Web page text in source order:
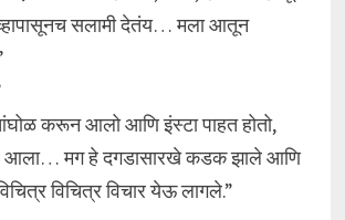
सलामी देतंय… मला आतून
करून आलो आणि इंस्टा पाहत होतो,
आला… मग हे दगडासारखे कडक झाले आणि
विचित्र विचार येऊ लागले.”